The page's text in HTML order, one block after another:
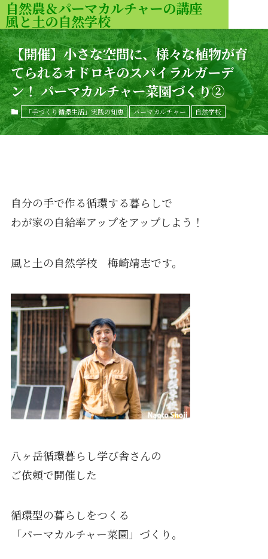
自然農＆パーマカルチャーの講座
風と土の自然学校
【開催】小さな空間に、様々な植物が育
てられるオドロキのスパイラルガーデ
ン！ パーマカルチャー菜園づくり②
「手づくり循環生活」実践の知恵 パーマカルチャー 自然学校
自分の手で作る循環する暮らしで
わが家の自給率アップをアップしよう！
風と土の自然学校 梅崎靖志です。
八ヶ岳循環暮らし学び舎さんの
ご依頼で開催した
循環型の暮らしをつくる
「パーマカルチャー菜園」づくり。